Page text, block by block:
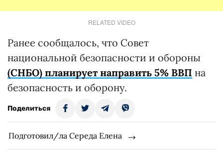
RELATED VIDEO
Ранее сообщалось, что Совет
национальной безопасности и обороны
(СНБО) планирует направить 5% ВВП на
безопасность и оборону.
Поделиться
Подготовил/ла Середа Елена